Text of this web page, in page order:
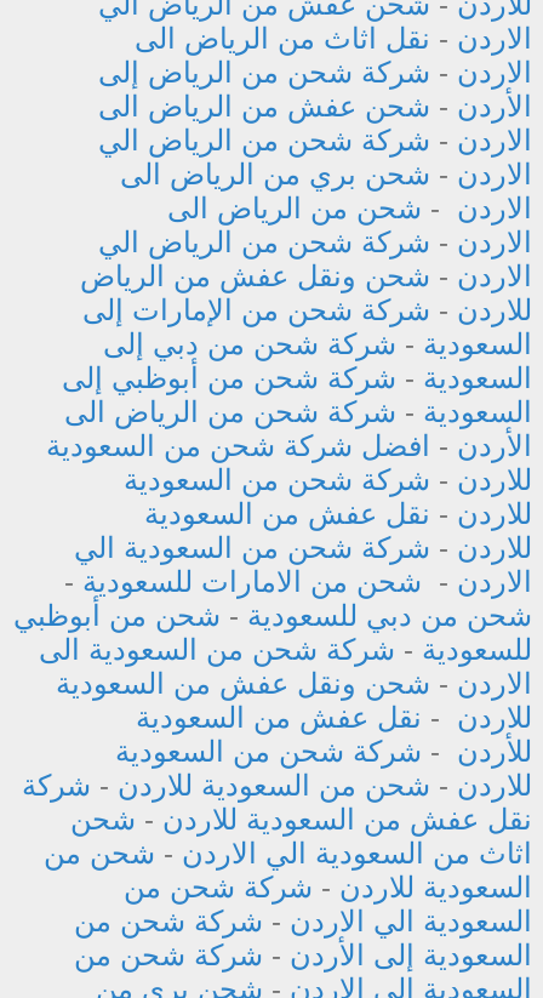
الاردن - نقل اثاث من الرياض الى
الاردن - شركة شحن من الرياض إلى
الأردن - شحن عفش من الرياض الى
الاردن - شركة شحن من الرياض الي
الاردن - شحن بري من الرياض الى
الاردن - شحن من الرياض الى
الاردن - شركة شحن من الرياض الي
الاردن - شحن ونقل عفش من الرياض
للاردن - شركة شحن من الإمارات إلى
السعودية - شركة شحن من دبي إلى
السعودية - شركة شحن من أبوظبي إلى
السعودية - شركة شحن من الرياض الى
الأردن - افضل شركة شحن من السعودية
للاردن - شركة شحن من السعودية
للاردن - نقل عفش من السعودية
للاردن - شركة شحن من السعودية الي
الاردن - شحن من الامارات للسعودية -
شحن من دبي للسعودية - شحن من أبوظبي
للسعودية - شركة شحن من السعودية الى
الاردن - شحن ونقل عفش من السعودية
للاردن - نقل عفش من السعودية
للأردن - شركة شحن من السعودية
للاردن - شحن من السعودية للاردن - شركة
نقل عفش من السعودية للاردن - شحن
اثاث من السعودية الي الاردن - شحن من
السعودية للاردن - شركة شحن من
السعودية الي الاردن - شركة شحن من
السعودية إلى الأردن - شركة شحن من
السعودية الى الاردن - شحن بري من